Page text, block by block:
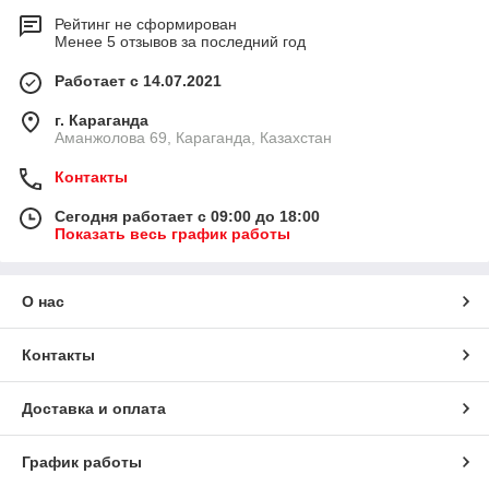
Рейтинг не сформирован
Менее 5 отзывов за последний год
Работает с 14.07.2021
г. Караганда
Аманжолова 69, Караганда, Казахстан
Контакты
Сегодня работает с 09:00 до 18:00
Показать весь график работы
О нас
Контакты
Доставка и оплата
График работы